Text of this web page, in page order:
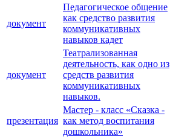
документ
Педагогическое общение
как средство развития
коммуникативных
навыков кадет
документ
Театрализованная
деятельность, как одно из
средств развития
коммуникативных
навыков.
презентация
Мастер - класс «Сказка -
как метод воспитания
дошкольника»